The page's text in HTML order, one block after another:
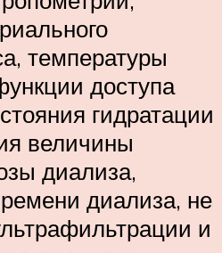
температуры
доступа
гидратации
величины
диализа,
диализа, не
и